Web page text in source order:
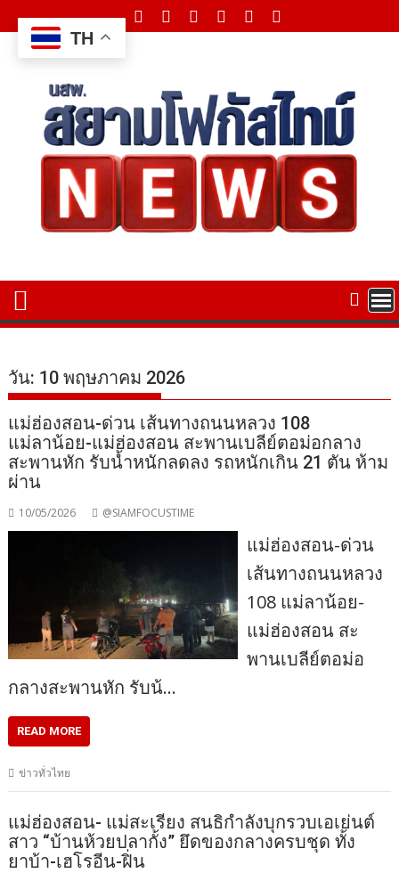
to
content
วัน: 10 พฤษภาคม 2026
แม่ฮ่องสอน-ด่วน เส้นทางถนนหลวง 108
แม่ลาน้อย-แม่ฮ่องสอน สะพานเบลีย์ตอม่อกลาง
สะพานหัก รับน้ำหนักลดลง รถหนักเกิน 21 ตัน ห้าม
ผ่าน
10/05/2026 @SIAMFOCUSTIME
แม่ฮ่องสอน-ด่วน
เส้นทางถนนหลวง
108 แม่ลาน้อย-
แม่ฮ่องสอน สะ
พานเบลีย์ตอม่อ
กลางสะพานหัก รับน้…
READ MORE
ข่าวทั่วไทย
แม่ฮ่องสอน- แม่สะเรียง สนธิกำลังบุกรวบเอเย่นต์
สาว “บ้านห้วยปลากั้ง” ยึดของกลางครบชุด ทั้ง
ยาบ้า-เฮโรอีน-ฝิ่น
TH